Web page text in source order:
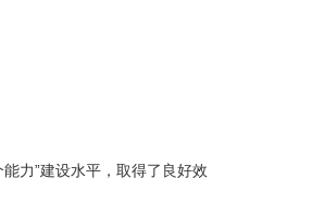
力”建设水平，取得了良好效